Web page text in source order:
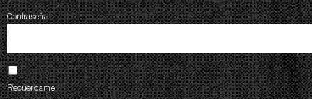
Contraseña
Recúerdame